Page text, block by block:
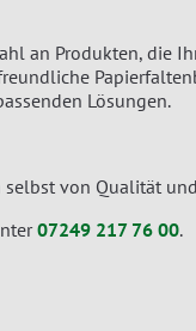
an Produkten, die
Lösungen.
selbst von Qualität
07249 217 76 00.